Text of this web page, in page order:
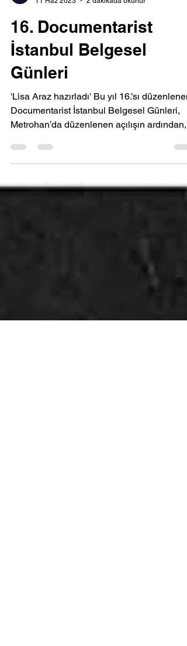
11 Haz 2023
2 dakikada okunur
16. Documentarist
İstanbul Belgesel
Günleri
'Lisa Araz hazırladı' Bu yıl 16.’sı düzenlenen
dün...